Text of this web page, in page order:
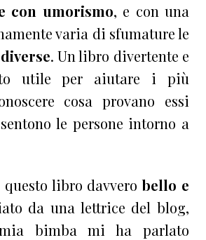
con umorismo, e con una
varia di sfumature le
. Un libro divertente e
utile per aiutare i più
cosa provano essi
le persone intorno a
questo libro davverobello e
da una lettrice del blog,
bimba mi ha parlato